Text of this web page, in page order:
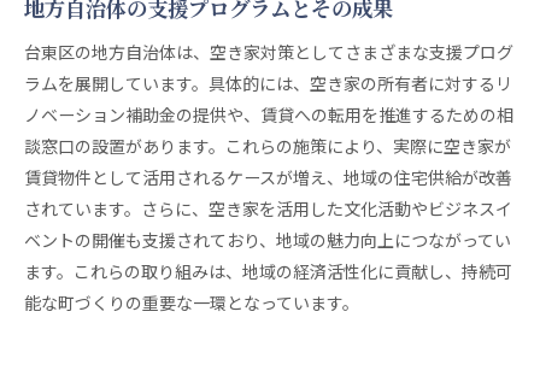
地方自治体の支援プログラムとその成果
台東区の地方自治体は、空き家対策としてさまざまな支援プログ
ラムを展開しています。具体的には、空き家の所有者に対するリ
ノベーション補助金の提供や、賃貸への転用を推進するための相
談窓口の設置があります。これらの施策により、実際に空き家が
賃貸物件として活用されるケースが増え、地域の住宅供給が改善
されています。さらに、空き家を活用した文化活動やビジネスイ
ベントの開催も支援されており、地域の魅力向上につながってい
ます。これらの取り組みは、地域の経済活性化に貢献し、持続可
能な町づくりの重要な一環となっています。